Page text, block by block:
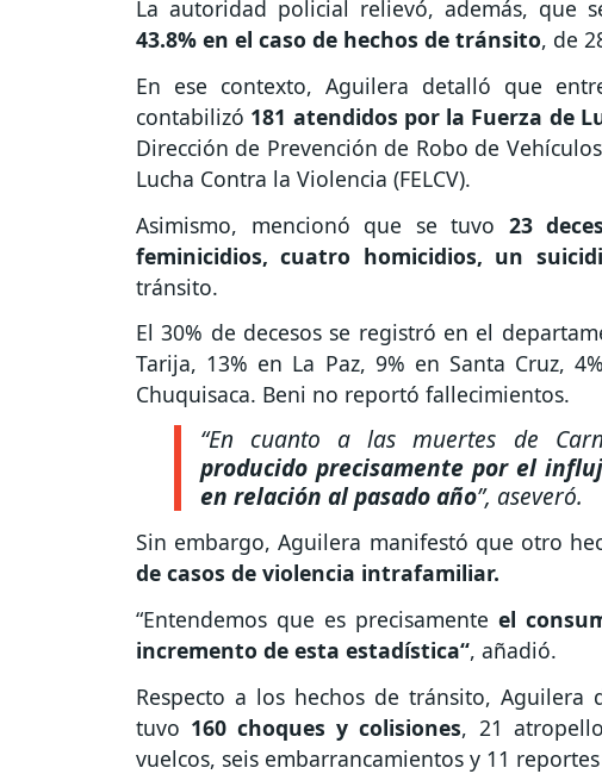
La autoridad policial relievó, además, que
43.8% en el caso de hechos de tránsito, de
En ese contexto, Aguilera detalló que
contabilizó 181 atendidos por la Fuerza de
Dirección de Prevención de Robo de
Lucha Contra la Violencia (FELCV).
Asimismo, mencionó que se tuvo 23
feminicidios, cuatro homicidios, un
tránsito.
El 30% de decesos se registró en el
Tarija, 13% en La Paz, 9% en Santa Cruz,
Chuquisaca. Beni no reportó fallecimientos.
“En cuanto a las muertes de
producido precisamente por el
en relación al pasado año”, aseveró.
Sin embargo, Aguilera manifestó que otro
de casos de violencia intrafamiliar.
“Entendemos que es precisamenteel
incremento de esta estadística“, añadió.
Respecto a los hechos de tránsito,
tuvo 160 choques y colisiones, 21
vuelcos, seis embarrancamientos y 11